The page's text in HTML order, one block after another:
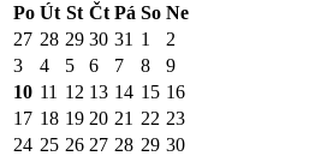
Po Út St Čt Pá So Ne
27 28 29 30 31 1
2
3
4 5 6 7 8
9
10 11 12 13 14 15 16
17 18 19 20 21 22 23
24 25 26 27 28 29 30